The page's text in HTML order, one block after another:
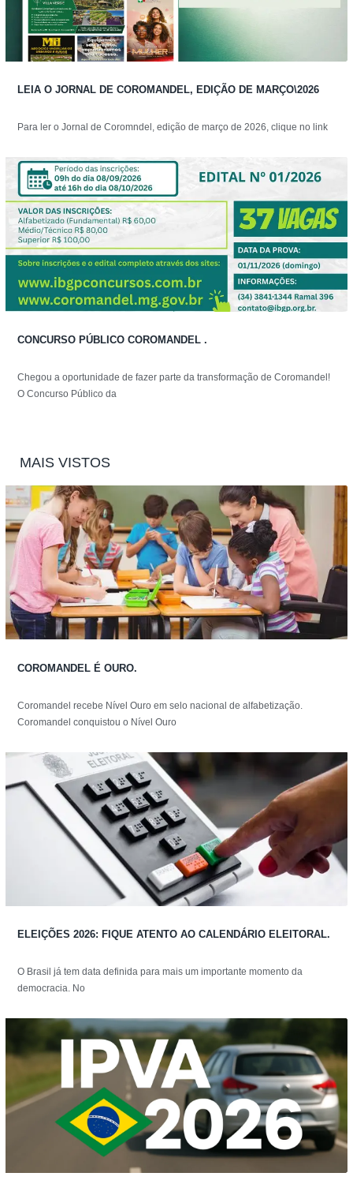
LEIA O JORNAL DE COROMANDEL, EDIÇÃO DE MARÇO\2026
Para ler o Jornal de Coromndel, edição de março de 2026, clique no link
CONCURSO PÚBLICO COROMANDEL .
Chegou a oportunidade de fazer parte da transformação de Coromandel!
O Concurso Público da
MAIS VISTOS
COROMANDEL É OURO.
Coromandel recebe Nível Ouro em selo nacional de alfabetização.
Coromandel conquistou o Nível Ouro
ELEIÇÕES 2026: FIQUE ATENTO AO CALENDÁRIO ELEITORAL.
O Brasil já tem data definida para mais um importante momento da
democracia. No